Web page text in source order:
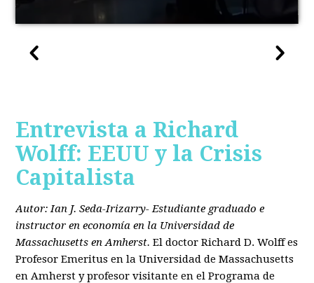
Entrevista a Richard
Wolff: EEUU y la Crisis
Capitalista
Autor: Ian J. Seda-Irizarry- Estudiante graduado e
instructor en economía en la Universidad de
Massachusetts en Amherst. El doctor Richard D. Wolff es
Profesor Emeritus en la Universidad de Massachusetts
en Amherst y profesor visitante en el Programa de